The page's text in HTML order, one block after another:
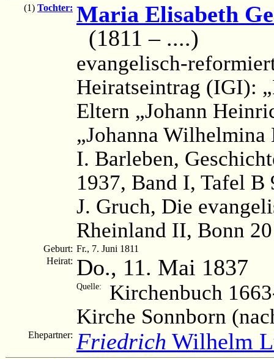
(1) Tochter: Maria Elisabeth
(1811 – ....)
evangelisch-
Heiratseintrag (IGI):
Eltern „Johann
„Johanna Wilhelmina
I. Barleben,
1937, Band I, Tafel B
J. Gruch, Die
Rheinland II, Bonn
Geburt: Fr., 7. Juni 1811
Heirat: Do., 11. Mai 1837
Quelle:
Kirchenbuch
Kirche Sonnborn
Ehepartner: Friedrich Wilhelm